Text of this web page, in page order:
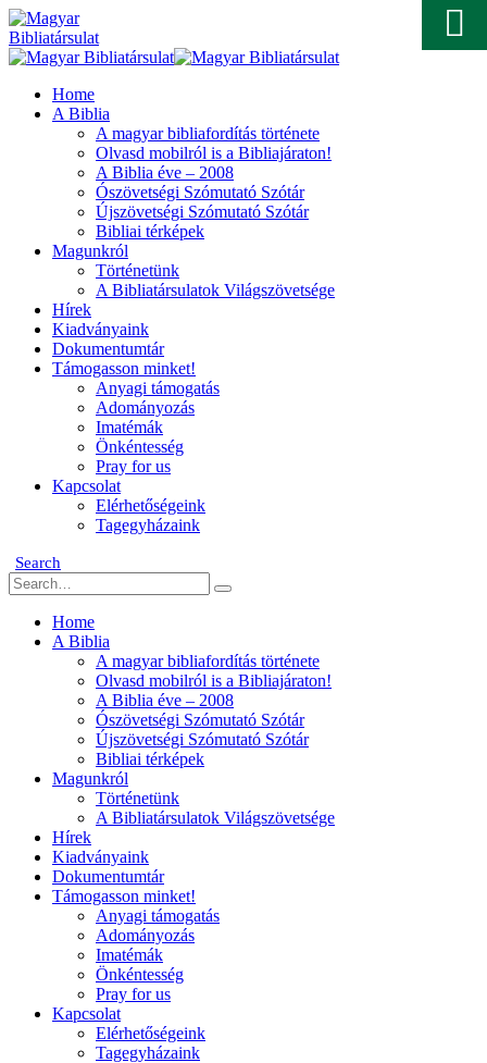
Home
A Biblia
A magyar bibliafordítás története
Olvasd mobilról is a Bibliajáraton!
A Biblia éve – 2008
Ószövetségi Szómutató Szótár
Újszövetségi Szómutató Szótár
Bibliai térképek
Magunkról
Történetünk
A Bibliatársulatok Világszövetsége
Hírek
Kiadványaink
Dokumentumtár
Támogasson minket!
Anyagi támogatás
Adományozás
Imatémák
Önkéntesség
Pray for us
Kapcsolat
Elérhetőségeink
Tagegyházaink
Search
Home
A Biblia
A magyar bibliafordítás története
Olvasd mobilról is a Bibliajáraton!
A Biblia éve – 2008
Ószövetségi Szómutató Szótár
Újszövetségi Szómutató Szótár
Bibliai térképek
Magunkról
Történetünk
A Bibliatársulatok Világszövetsége
Hírek
Kiadványaink
Dokumentumtár
Támogasson minket!
Anyagi támogatás
Adományozás
Imatémák
Önkéntesség
Pray for us
Kapcsolat
Elérhetőségeink
Tagegyházaink